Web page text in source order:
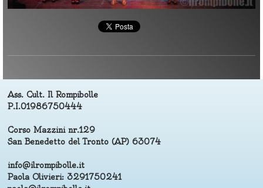
Ass. Cult. Il Rompibolle
P.I.01986750444
Corso Mazzini nr.129
San Benedetto del Tronto (AP) 63074
​info@ilrompibolle.it
Paola Olivieri: 3291750241